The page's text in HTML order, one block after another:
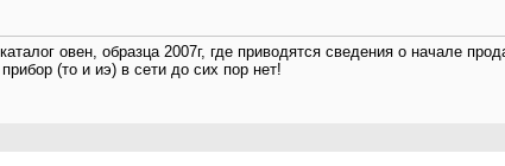
овен, образца 2007г, где приводятся сведения о начале
(то и иэ) в сети до сих пор нет!